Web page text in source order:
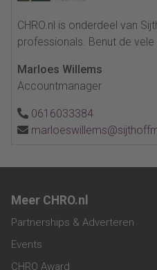
CHRO.nl is onderdeel van
professionals. Benut de
Marloes Willems
Accountmanager
0616033384
Meer CHRO.nl
Partnerships & Adverteren
Events
CHRO Award